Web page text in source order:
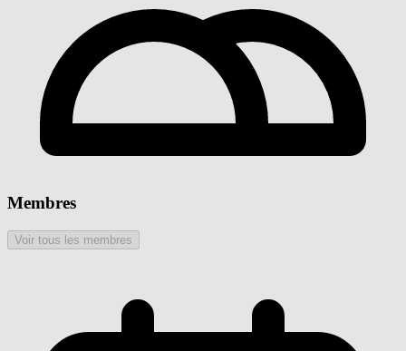
Membres
Voir tous les membres